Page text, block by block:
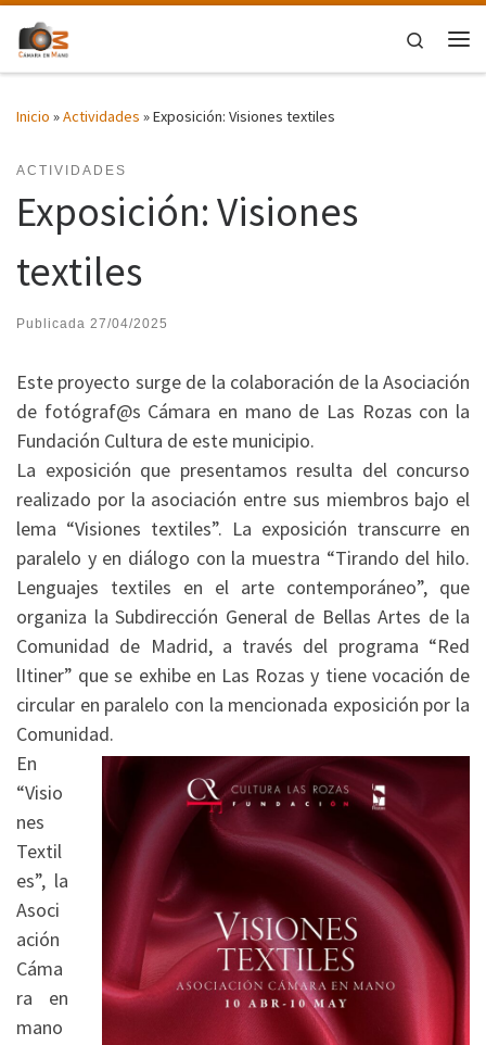
Saltar al contenido
Search
Inicio »Actividades »Exposición: Visiones textiles
ACTIVIDADES
Exposición: Visiones
textiles
Publicada 27/04/2025
Este proyecto surge de la colaboración de la Asociación
de fotógraf@s Cámara en mano de Las Rozas con la
Fundación Cultura de este municipio.
La exposición que presentamos resulta del concurso
realizado por la asociación entre sus miembros bajo el
lema “Visiones textiles”. La exposición transcurre en
paralelo y en diálogo con la muestra “Tirando del hilo.
Lenguajes textiles en el arte contemporáneo”, que
organiza la Subdirección General de Bellas Artes de la
Comunidad de Madrid, a través del programa “Red
lItiner” que se exhibe en Las Rozas y tiene vocación de
circular en paralelo con la mencionada exposición por la
Comunidad.
En
“Visio
nes
Textil
es”, la
Asoci
ación
Cáma
ra en
mano